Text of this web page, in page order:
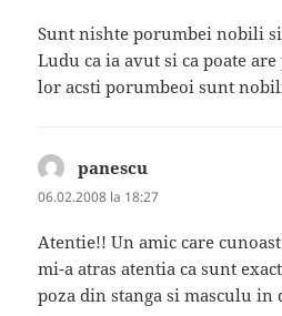
Sunt nishte porumbei nobili
Ludu ca ia avut si ca poate
lor acsti porumbeoi sunt
panescu
06.02.2008 la 18:27
Atentie!! Un amic care
mi-a atras atentia ca sunt
poza din stanga si masculu in